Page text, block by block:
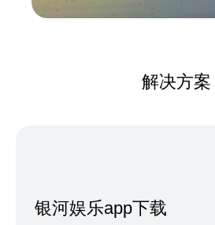
解决方案
银河娱乐app下载